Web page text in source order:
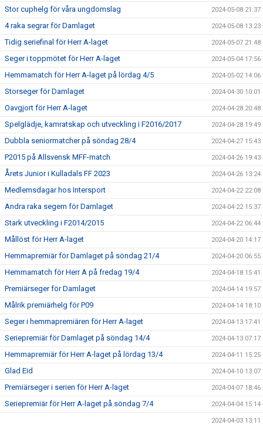
Stor cuphelg för våra ungdomslag 2024-05-08 21:37
4 raka segrar för Damlaget 2024-05-08 13:23
Tidig seriefinal för Herr A-laget 2024-05-07 21:48
Seger i toppmötet för Herr A-laget 2024-05-04 17:56
Hemmamatch för Herr A-laget på lördag 4/5 2024-05-02 14:06
Storseger för Damlaget 2024-04-30 10:01
Oavgjort för Herr A-laget 2024-04-28 20:48
Spelglädje, kamratskap och utveckling i F2016/2017 2024-04-28 19:49
Dubbla seniormatcher på söndag 28/4 2024-04-27 15:43
P2015 på Allsvensk MFF-match 2024-04-26 19:43
Årets Junior i Kulladals FF 2023 2024-04-26 13:24
Medlemsdagar hos Intersport 2024-04-22 22:08
Andra raka segern för Damlaget 2024-04-22 15:37
Stark utveckling i F2014/2015 2024-04-22 06:44
Mållöst för Herr A-laget 2024-04-20 14:17
Hemmapremiär för Damlaget på söndag 21/4 2024-04-20 06:55
Hemmamatch för Herr A på fredag 19/4 2024-04-18 15:41
Premiärseger för Damlaget 2024-04-14 19:57
Målrik premiärhelg för P09 2024-04-14 18:10
Seger i hemmapremiären för Herr A-laget 2024-04-13 17:41
Seriepremiär för Damlaget på söndag 14/4 2024-04-13 07:17
Hemmapremiär för Herr A-laget på lördag 13/4 2024-04-11 15:25
Glad Eid 2024-04-10 13:07
Premiärseger i serien för Herr A-laget 2024-04-07 18:46
Seriepremiär för Herr A-laget på söndag 7/4 2024-04-04 15:14
2024-04-03 13:11